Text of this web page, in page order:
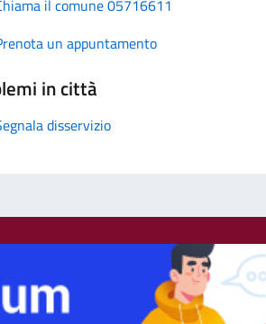
il comune 05716611
un appuntamento
in città
disservizio